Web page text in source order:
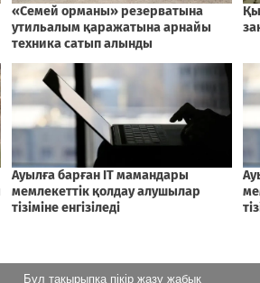
Бұл тақырыпқа пікір жазу жабық